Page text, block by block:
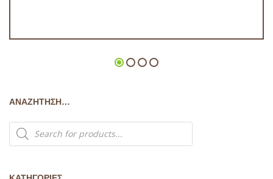
ΑΝΑΖΉΤΗΣΗ…
Products
search